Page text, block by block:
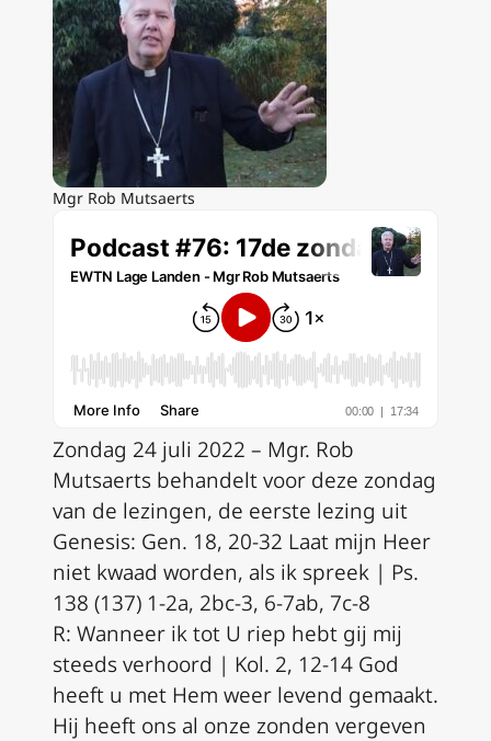
Mgr Rob Mutsaerts
Zondag 24 juli 2022 – Mgr. Rob
Mutsaerts behandelt voor deze zondag
van de lezingen, de eerste lezing uit
Genesis: Gen. 18, 20-32 Laat mijn Heer
niet kwaad worden, als ik spreek | Ps.
138 (137) 1-2a, 2bc-3, 6-7ab, 7c-8
R: Wanneer ik tot U riep hebt gij mij
steeds verhoord | Kol. 2, 12-14 God
heeft u met Hem weer levend gemaakt.
Hij heeft ons al onze zonden vergeven